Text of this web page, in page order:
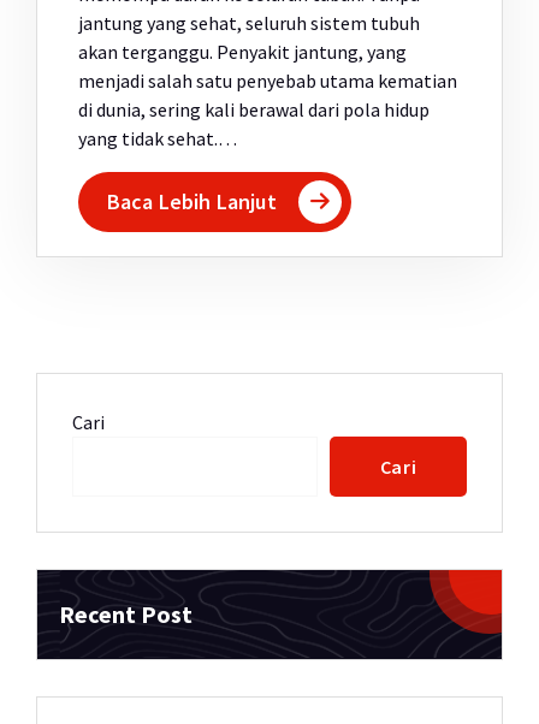
jantung yang sehat, seluruh sistem tubuh
akan terganggu. Penyakit jantung, yang
menjadi salah satu penyebab utama kematian
di dunia, sering kali berawal dari pola hidup
yang tidak sehat.…
Baca Lebih Lanjut
Cari
Cari
Recent Post